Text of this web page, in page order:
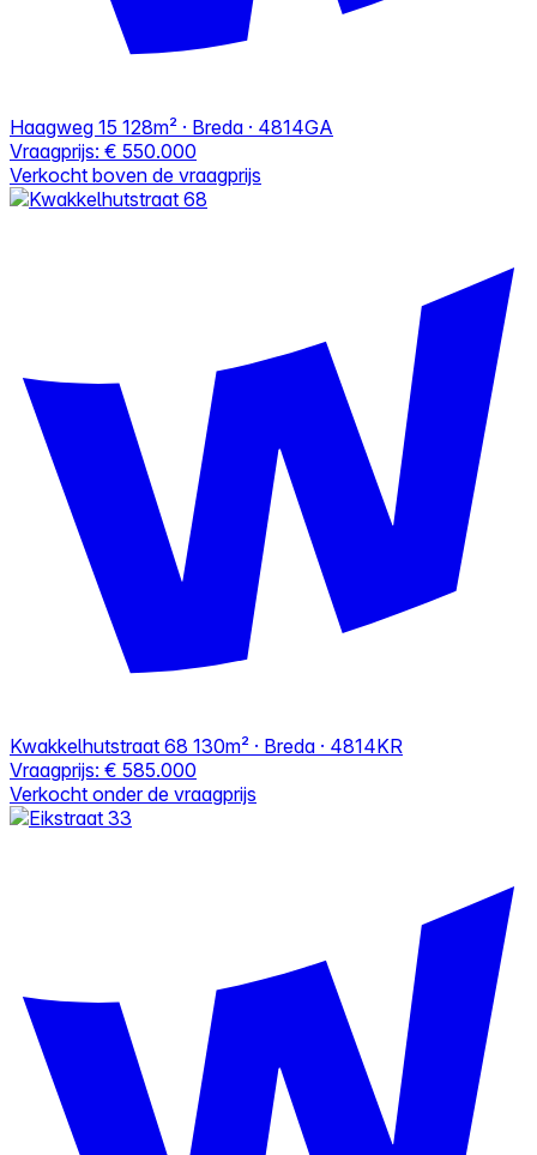
Haagweg 15 128m² · Breda · 4814GA
Vraagprijs: € 550.000
Verkocht boven de vraagprijs
Kwakkelhutstraat 68 130m² · Breda · 4814KR
Vraagprijs: € 585.000
Verkocht onder de vraagprijs